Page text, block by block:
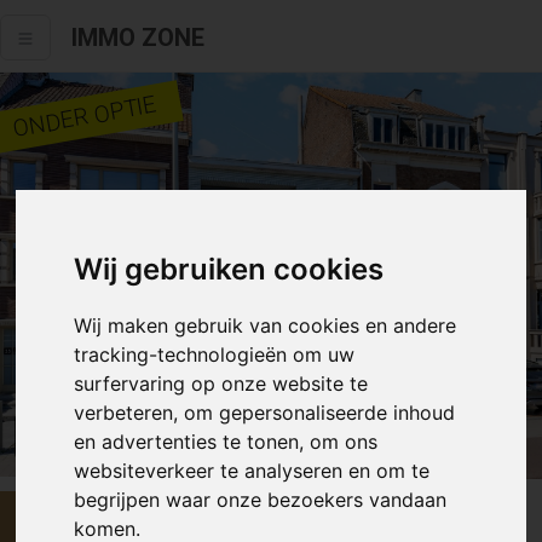
Wij gebruiken cookies
Wij maken gebruik van cookies en andere
tracking-technologieën om uw
surfervaring op onze website te
verbeteren, om gepersonaliseerde inhoud
en advertenties te tonen, om ons
websiteverkeer te analyseren en om te
begrijpen waar onze bezoekers vandaan
komen.
IMMO ZONE
ONDER OPTIE
Alle fotos
€ 195 000